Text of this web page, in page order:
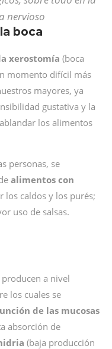
nervioso
boca
xerostomía (boca
momento difícil más
mayores, ya
gustativa y la
los alimentos
personas, se
alimentos con
los caldos y los purés;
uso de salsas.
a nivel
los cuales se
de las mucosas
absorción de
(baja producción